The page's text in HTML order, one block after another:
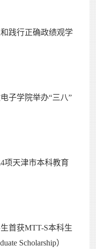
践行正确政绩观学
子学院举办“三八”
项天津市本科教育
首获MTT-S本科生
Scholarship）